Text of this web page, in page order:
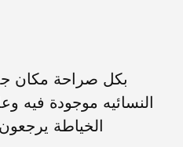
بكل صراحة مكان
النسائيه موجودة فيه
الخياطة